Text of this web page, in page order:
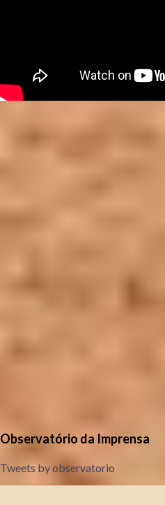
Observatório da Imprensa
Tweets by observatorio